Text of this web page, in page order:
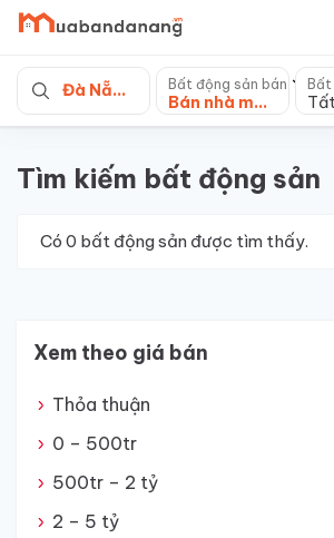
Skip
content
Đà Nẵng Bất động sản bán
Bán nhà mặt tiền
Tìm kiếm bất động sản
Có 0 bất động sản được tìm thấy.
Xem theo giá bán
Thỏa thuận
0 – 500tr
500tr – 2 tỷ
2 – 5 tỷ